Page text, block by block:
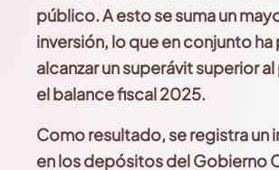
público. A esto se suma un
inversión, lo que en conjunto
alcanzar un superávit superior
el balance fiscal 2025.
Como resultado, se registra un
en los depósitos del Gobierno